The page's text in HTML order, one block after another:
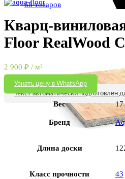
68 товаров
Кварц-
Floor RealWood
2 900 ₽ / м²
Узнать цену в WhatsApp
Текст автоматически подготовлен
Вес 17
Бренд
Длина доски
Класс прочности 43